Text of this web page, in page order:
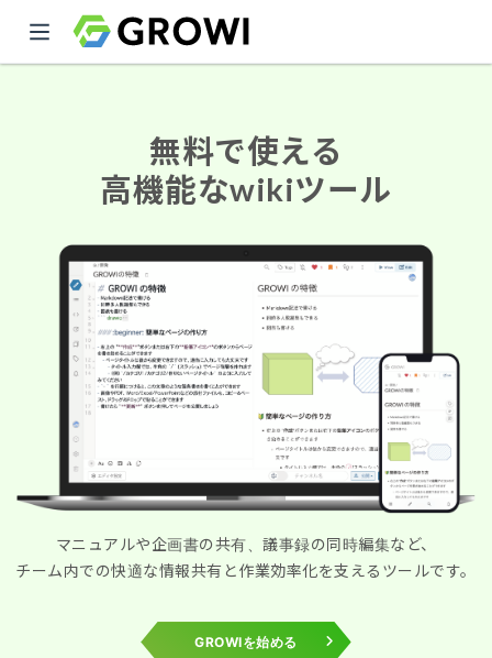
無料で使える
高機能なwikiツール
マニュアルや企画書の共有、議事録の同時編集など、
チーム内での快適な情報共有と作業効率化を支えるツールです。
GROWIを始める